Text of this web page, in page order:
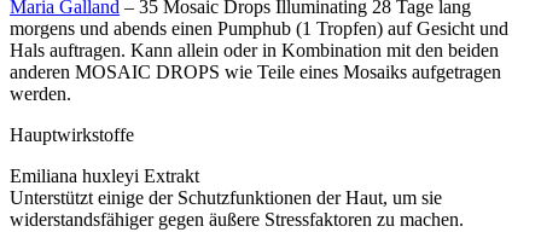
Maria Galland – 35 Mosaic Drops Illuminating 28 Tage lang
morgens und abends einen Pumphub (1 Tropfen) auf Gesicht und
Hals auftragen. Kann allein oder in Kombination mit den beiden
anderen MOSAIC DROPS wie Teile eines Mosaiks aufgetragen
werden.
Hauptwirkstoffe
Emiliana huxleyi Extrakt
Unterstützt einige der Schutzfunktionen der Haut, um sie
widerstandsfähiger gegen äußere Stressfaktoren zu machen.